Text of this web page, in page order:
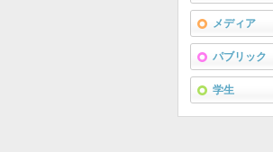
メディア
パブリック
学生